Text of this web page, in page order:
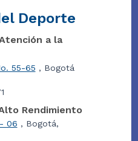
Deporte
a la
55-65 , Bogotá
Rendimiento
06 , Bogotá,